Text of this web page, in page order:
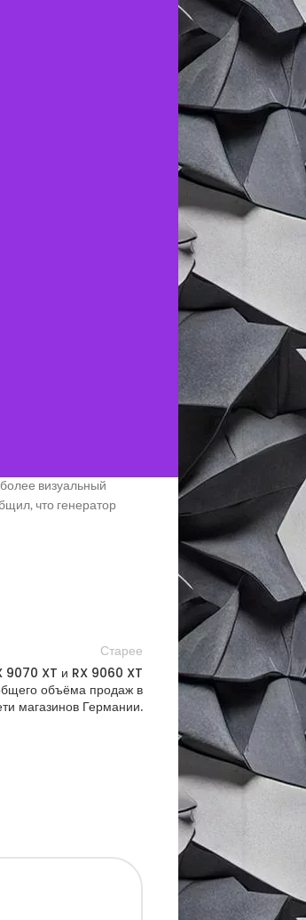
сложностями,
нездоровой
что OpenAI
опасных сценариев,
момент
пользуются
будут обсуждать
безошибочными».
визуальный
что генератор
Старее
9070 XT и RX 9060 XT
объёма продаж в
магазинов Германии.